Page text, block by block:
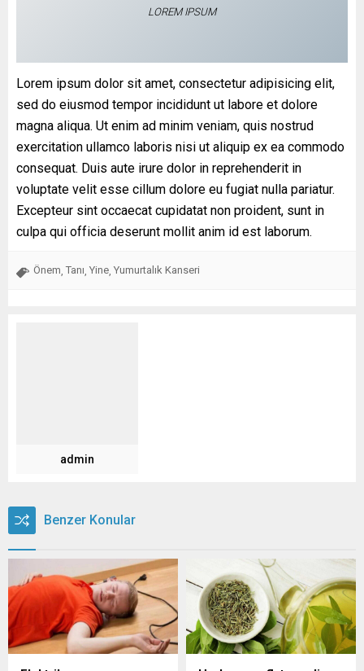
LOREM IPSUM
Lorem ipsum dolor sit amet, consectetur adipisicing elit,
sed do eiusmod tempor incididunt ut labore et dolore
magna aliqua. Ut enim ad minim veniam, quis nostrud
exercitation ullamco laboris nisi ut aliquip ex ea commodo
consequat. Duis aute irure dolor in reprehenderit in
voluptate velit esse cillum dolore eu fugiat nulla pariatur.
Excepteur sint occaecat cupidatat non proident, sunt in
culpa qui officia deserunt mollit anim id est laborum.
Önem Tanı Yine Yumurtalık Kanseri
admin
Benzer Konular